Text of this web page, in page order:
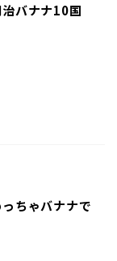
バナナ10国
ちゃバナナで